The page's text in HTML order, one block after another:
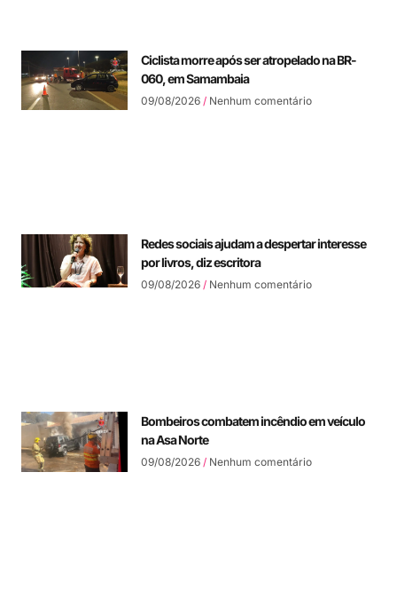
Ciclista morre após ser atropelado na BR-
060, em Samambaia
09/08/2026 Nenhum comentário
Redes sociais ajudam a despertar interesse
por livros, diz escritora
09/08/2026 Nenhum comentário
Bombeiros combatem incêndio em veículo
na Asa Norte
09/08/2026 Nenhum comentário